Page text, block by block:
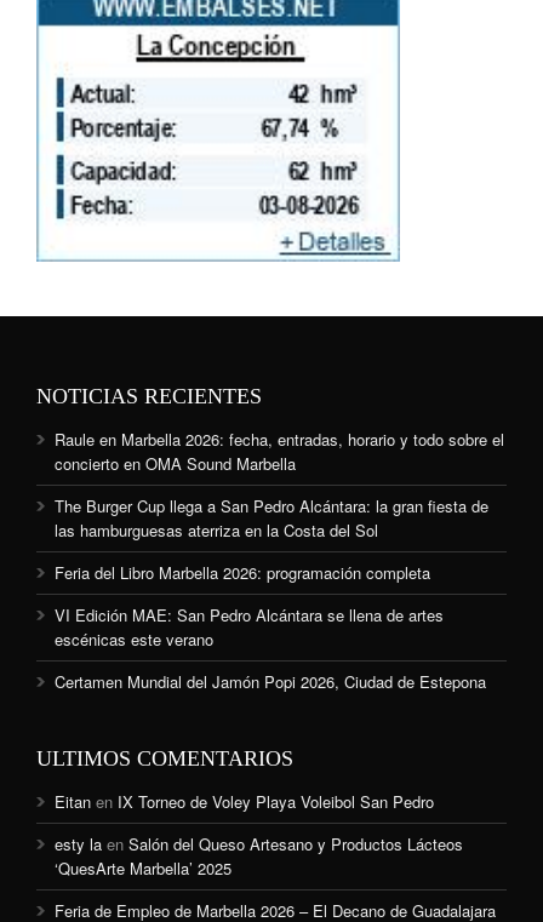
NOTICIAS RECIENTES
Raule en Marbella 2026: fecha, entradas, horario y todo sobre el
concierto en OMA Sound Marbella
The Burger Cup llega a San Pedro Alcántara: la gran fiesta de
las hamburguesas aterriza en la Costa del Sol
Feria del Libro Marbella 2026: programación completa
VI Edición MAE: San Pedro Alcántara se llena de artes
escénicas este verano
Certamen Mundial del Jamón Popi 2026, Ciudad de Estepona
ULTIMOS COMENTARIOS
Eitan en IX Torneo de Voley Playa Voleibol San Pedro
esty la en Salón del Queso Artesano y Productos Lácteos
‘QuesArte Marbella’ 2025
Feria de Empleo de Marbella 2026 – El Decano de Guadalajara